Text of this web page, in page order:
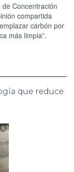
Concentración
compartida
carbón por
más limpia”.
que reduce